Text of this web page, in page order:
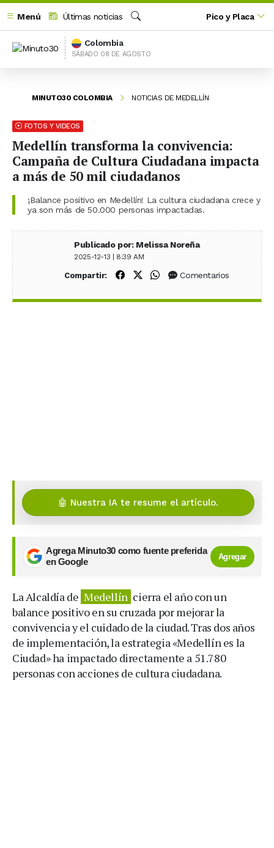
Menú
Últimas noticias
Buscar
Pico y Placa
Colombia
SÁBADO 08 DE AGOSTO
MINUTO30 COLOMBIA NOTICIAS DE MEDELLÍN
FOTOS Y VIDEOS
Medellín transforma la convivencia:
Campaña de Cultura Ciudadana impacta
a más de 50 mil ciudadanos
¡Balance positivo en Medellín! La cultura ciudadana crece y
ya son más de 50.000 personas impactadas.
Publicado por: Melissa Noreña
2025-12-13 | 8:39 AM
Compartir: Compartir en Facebook
Compartir en X (Twitter)
Compartir en WhatsApp
Comentarios
🤖 Nuestra IA te resume el artículo.
Agrega Minuto30 como fuente preferida
en Google
Agregar
La Alcaldía de Medellín cierra el año con un
balance positivo en su cruzada por mejorar la
convivencia y el cuidado de la ciudad. Tras dos años
de implementación, la estrategia «Medellín es la
Ciudad» ha impactado directamente a 51.780
personas con acciones de cultura ciudadana.